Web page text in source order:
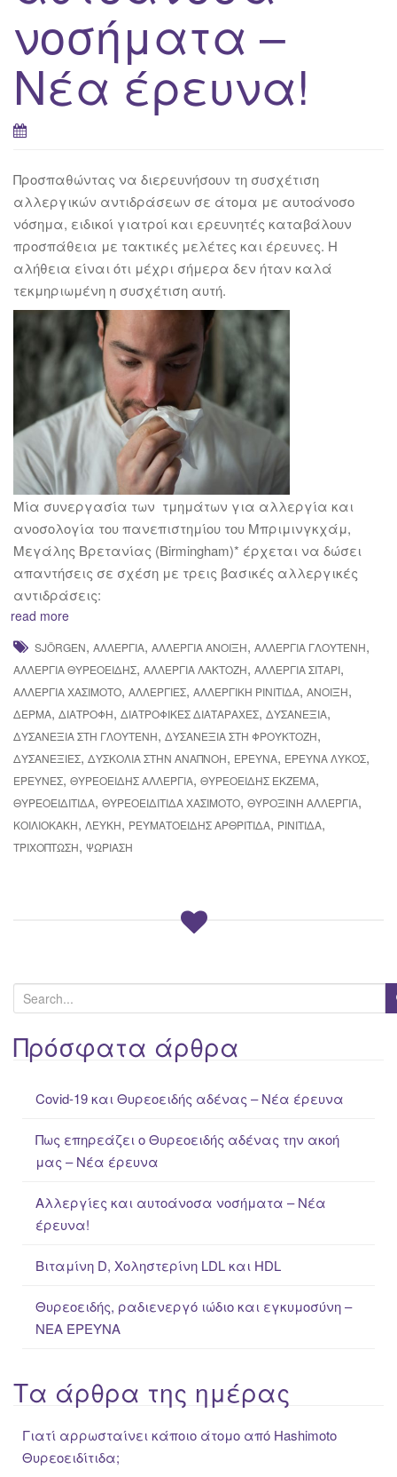
νοσήματα –
Νέα έρευνα!
Προσπαθώντας να διερευνήσουν τη συσχέτιση
αλλεργικών αντιδράσεων σε άτομα με αυτοάνοσο
νόσημα, ειδικοί γιατροί και ερευνητές καταβάλουν
προσπάθεια με τακτικές μελέτες και έρευνες. Η
αλήθεια είναι ότι μέχρι σήμερα δεν ήταν καλά
τεκμηριωμένη η συσχέτιση αυτή.
Μία συνεργασία των τμημάτων για αλλεργία και
ανοσολογία του πανεπιστημίου του Μπριμινγκχάμ,
Μεγάλης Βρετανίας (Birmingham)* έρχεται να δώσει
απαντήσεις σε σχέση με τρεις βασικές αλλεργικές
αντιδράσεις:
read more
SJÖRGEN, ΑΛΛΕΡΓΊΑ, ΑΛΛΕΡΓΊΑ ΆΝΟΙΞΗ, ΑΛΛΕΡΓΊΑ ΓΛΟΥΤΈΝΗ,
ΑΛΛΕΡΓΊΑ ΘΥΡΕΟΕΙΔΉΣ, ΑΛΛΕΡΓΊΑ ΛΑΚΤΌΖΗ, ΑΛΛΕΡΓΊΑ ΣΙΤΑΡΙ,
ΑΛΛΕΡΓΊΑ ΧΑΣΙΜΌΤΟ, ΑΛΛΕΡΓΊΕΣ, ΑΛΛΕΡΓΙΚΉ ΡΙΝΊΤΙΔΑ, ΆΝΟΙΞΗ,
ΔΕΡΜΑ, ΔΙΑΤΡΟΦΉ, ΔΙΑΤΡΟΦΙΚΈΣ ΔΙΑΤΑΡΑΧΈΣ, ΔΥΣΑΝΕΞΊΑ,
ΔΥΣΑΝΕΞΊΑ ΣΤΗ ΓΛΟΥΤΈΝΗ, ΔΥΣΑΝΕΞΊΑ ΣΤΗ ΦΡΟΥΚΤΌΖΗ,
ΔΥΣΑΝΕΞΊΕΣ, ΔΥΣΚΟΛΊΑ ΣΤΗΝ ΑΝΑΠΝΟΉ, ΈΡΕΥΝΑ, ΈΡΕΥΝΑ ΛΎΚΟΣ,
ΈΡΕΥΝΕΣ, ΘΥΡΕΟΕΙΔΉΣ ΑΛΛΕΡΓΊΑ, ΘΥΡΕΟΕΙΔΉΣ ΈΚΖΕΜΑ,
ΘΥΡΕΟΕΙΔΊΤΙΔΑ, ΘΥΡΕΟΕΙΔΊΤΙΔΑ ΧΑΣΙΜΟΤΟ, ΘΥΡΟΞΙΝΗ ΑΛΛΕΡΓΙΑ,
ΚΟΙΛΙΟΚΆΚΗ, ΛΕΎΚΗ, ΡΕΥΜΑΤΟΕΙΔΉΣ ΑΡΘΡΊΤΙΔΑ, ΡΙΝΊΤΙΔΑ,
ΤΡΙΧΌΠΤΩΣΗ, ΨΩΡΊΑΣΗ
e
a
rΠρόσφατα άρθρα
Covid-19 και Θυρεοειδής αδένας – Νέα έρευνα
Πως επηρεάζει ο Θυρεοειδής αδένας την ακοή
μας – Νέα έρευνα
Αλλεργίες και αυτοάνοσα νοσήματα – Νέα
έρευνα!
Βιταμίνη D, Χοληστερίνη LDL και HDL
Θυρεοειδής, ραδιενεργό ιώδιο και εγκυμοσύνη –
ΝΕΑ ΈΡΕΥΝΑ
Τα άρθρα της ημέρας
Γιατί αρρωσταίνει κάποιο άτομο από Hashimoto
Θυρεοειδίτιδα;